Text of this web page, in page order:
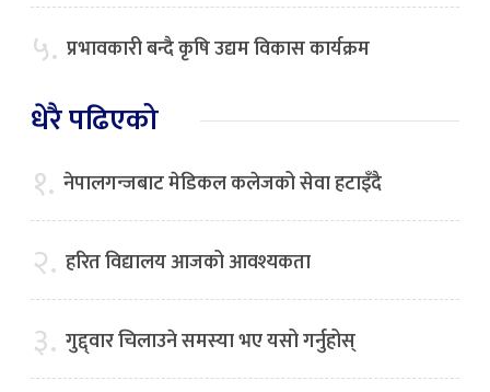
५. प्रभावकारी बन्दै कृषि उद्यम विकास कार्यक्रम
धेरै पढिएको
१. नेपालगन्जबाट मेडिकल कलेजको सेवा हटाइँदै
२. हरित विद्यालय आजको आवश्यकता
३. गुद्द्वार चिलाउने समस्या भए यसो गर्नुहोस्